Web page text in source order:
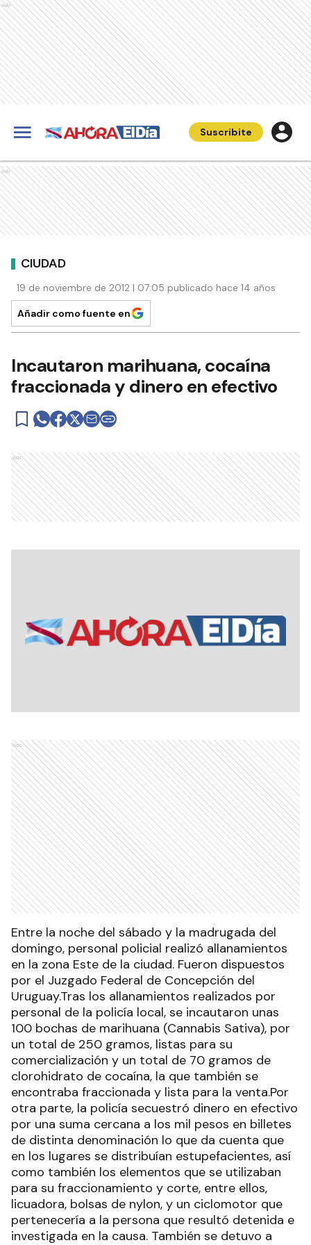
Ads
Suscribite
Ads
CIUDAD
19 de noviembre de 2012 | 07:05 publicado hace 14 años
Añadir como fuente en
Incautaron marihuana, cocaína
fraccionada y dinero en efectivo
Ads
Ads
Entre la noche del sábado y la madrugada del
domingo, personal policial realizó allanamientos
en la zona Este de la ciudad. Fueron dispuestos
por el Juzgado Federal de Concepción del
Uruguay.Tras los allanamientos realizados por
personal de la policía local, se incautaron unas
100 bochas de marihuana (Cannabis Sativa), por
un total de 250 gramos, listas para su
comercialización y un total de 70 gramos de
clorohidrato de cocaína, la que también se
encontraba fraccionada y lista para la venta.Por
otra parte, la policía secuestró dinero en efectivo
por una suma cercana a los mil pesos en billetes
de distinta denominación lo que da cuenta que
en los lugares se distribuían estupefacientes, así
como también los elementos que se utilizaban
para su fraccionamiento y corte, entre ellos,
licuadora, bolsas de nylon, y un ciclomotor que
pertenecería a la persona que resultó detenida e
investigada en la causa. También se detuvo a